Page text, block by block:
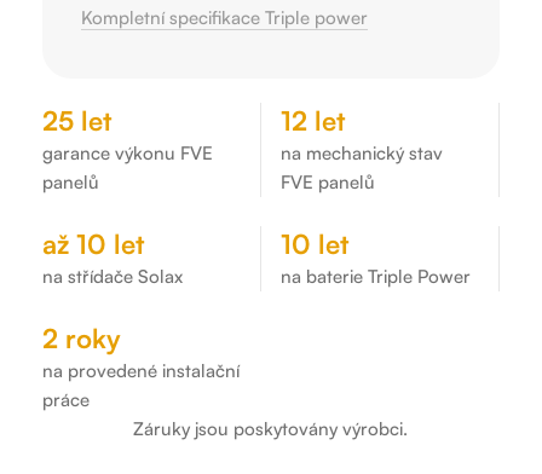
Kompletní specifikace Triple power
25 let
garance výkonu FVE
panelů
12 let
na mechanický stav
FVE panelů
až 10 let
na střídače Solax
10 let
na baterie Triple Power
2 roky
na provedené instalační
práce
Záruky jsou poskytovány výrobci.